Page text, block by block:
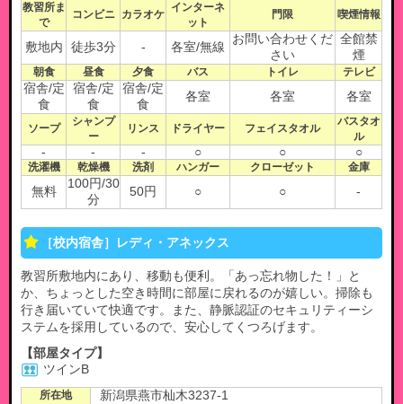
教習所ま
で
コンビニ カラオケ
インターネ
ット
門限 喫煙情報
敷地内 徒歩3分 - 各室/無線
お問い合わせくだ
さい
全館禁
煙
朝食 昼食 夕食 バス トイレ テレビ
宿舎/定
食
宿舎/定
食
宿舎/定
食
各室 各室 各室
ソープ
シャンプ
ー
リンス ドライヤー フェイスタオル
バスタオ
ル
- - - ○ ○ ○
洗濯機 乾燥機 洗剤 ハンガー クローゼット 金庫
無料
100円/30
分
50円 ○ ○ -
［校内宿舎］レディ・アネックス
教習所敷地内にあり、移動も便利。「あっ忘れ物した！」と
か、ちょっとした空き時間に部屋に戻れるのが嬉しい。掃除も
行き届いていて快適です。また、静脈認証のセキュリティーシ
ステムを採用しているので、安心してくつろげます。
【部屋タイプ】
ツインB
所在地 新潟県燕市杣木3237-1